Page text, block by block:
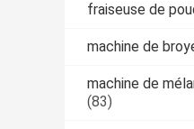
fraiseuse de
machine de
machine de
(83)